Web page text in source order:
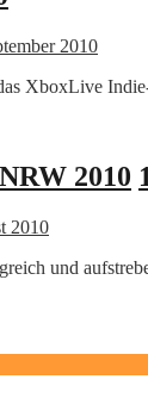
2010
XboxLive
2010
2010
und